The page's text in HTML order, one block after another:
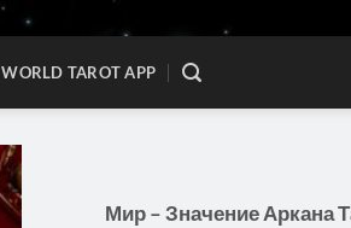
WORLD TAROT APP
Мир – Значение Аркана